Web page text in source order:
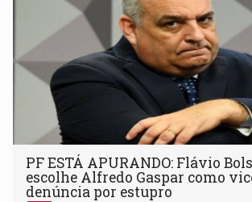
PF ESTÁ APURANDO: Flávio
escolhe Alfredo Gaspar como
denúncia por estupro